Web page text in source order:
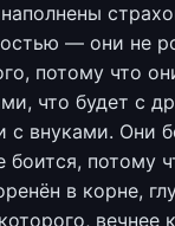
— они не
потому что
что будет с
с внуками. Они
боится, потому
в корне,
вечнее